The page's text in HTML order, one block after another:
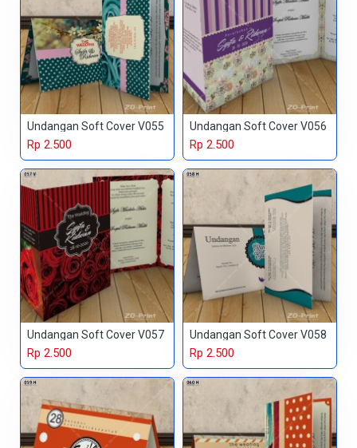
Undangan Soft Cover V055
Rp 2.500
Undangan Soft Cover V056
Rp 2.500
Undangan Soft Cover V057
Rp 2.500
Undangan Soft Cover V058
Rp 2.500